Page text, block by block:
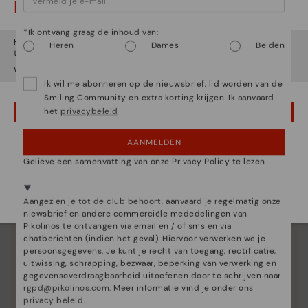
Let op!
Het lijkt erop dat je in Verenigde Staten
bent maar je probeert
toegang te krijgen tot de
België
Wil je naar onze
OEPS! FOUTJE, IK WIL GRAAG IN VERENIGDE STATEN BLIJVEN
NEE, IK WIL DE BELGIË WEBSITE ZIEN
*Ik ontvang graag de inhoud van:
Heren
Dames Beiden
Ik wil me abonneren op de nieuwsbrief, lid worden van de
Smiling Community en extra korting krijgen. Ik aanvaard
het privacybeleid
AANMELDEN
Gelieve een samenvatting van onze Privacy Policy te lezen
Aangezien je tot de club behoort, aanvaard je regelmatig onze
niewsbrief en andere commerciële mededelingen van
Pikolinos te ontvangen via email en / of sms en via
chatberichten (indien het geval). Hiervoor verwerken we je
persoonsgegevens. Je kunt je recht van toegang, rectificatie,
uitwissing, schrapping, bezwaar, beperking van verwerking en
gegevensoverdraagbaarheid uitoefenen door te schrijven naar
rgpd@pikolinos.com. Meer informatie vind je onder ons
privacy beleid.